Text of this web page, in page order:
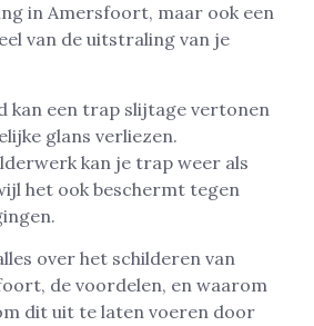
in Amersfoort, maar ook een
van de uitstraling van je
kan een trap slijtage vertonen
glans verliezen.
kan je trap weer als
het ook beschermt tegen
over het schilderen van
de voordelen, en waarom
dit uit te laten voeren door